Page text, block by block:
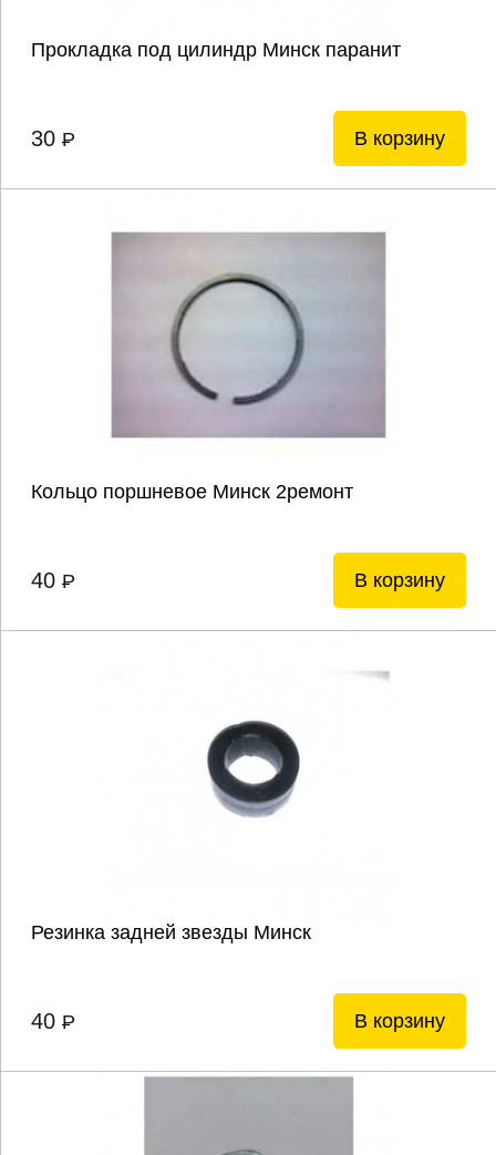
Прокладка под цилиндр Минск паранит
30 P В корзину
Кольцо поршневое Минск 2ремонт
40 P В корзину
Резинка задней звезды Минск
40 P В корзину